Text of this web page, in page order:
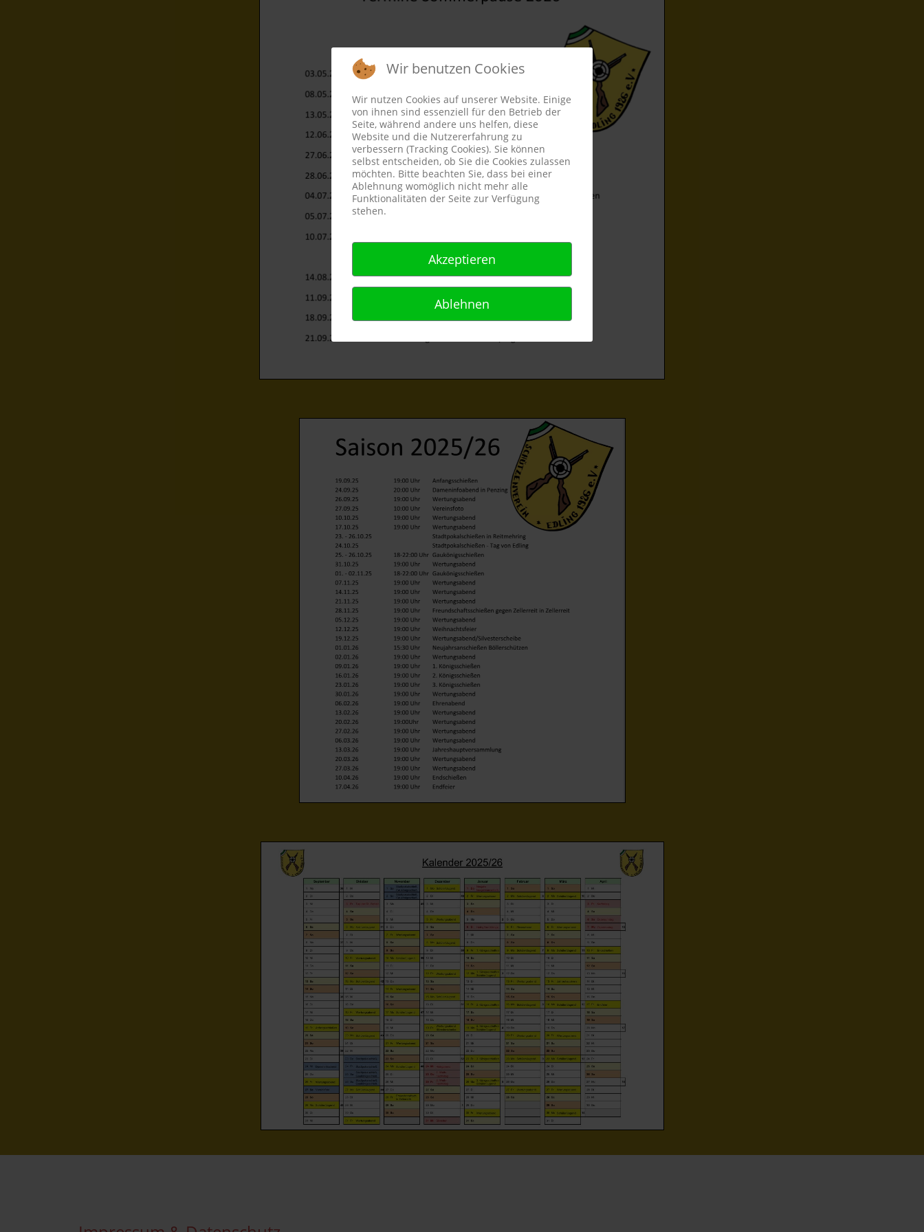
Wir benutzen Cookies
Wir nutzen Cookies auf unserer Website. Einige
von ihnen sind essenziell für den Betrieb der
Seite, während andere uns helfen, diese
Website und die Nutzererfahrung zu
verbessern (Tracking Cookies). Sie können
selbst entscheiden, ob Sie die Cookies zulassen
möchten. Bitte beachten Sie, dass bei einer
Ablehnung womöglich nicht mehr alle
Funktionalitäten der Seite zur Verfügung
stehen.
Akzeptieren
Ablehnen